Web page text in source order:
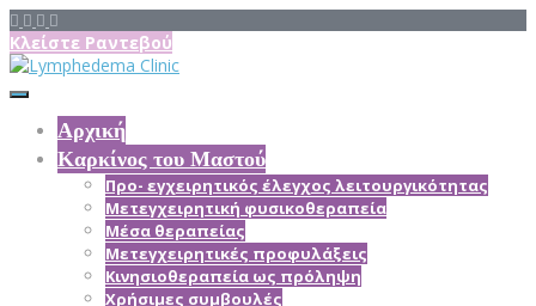
Κλείστε Ραντεβού
Αρχική
Καρκίνος του Μαστού
Προ- εγχειρητικός έλεγχος λειτουργικότητας
Μετεγχειρητική φυσικοθεραπεία
Μέσα θεραπείας
Mετεγχειρητικές προφυλάξεις
Κινησιοθεραπεία ως πρόληψη
Χρήσιμες συμβουλές